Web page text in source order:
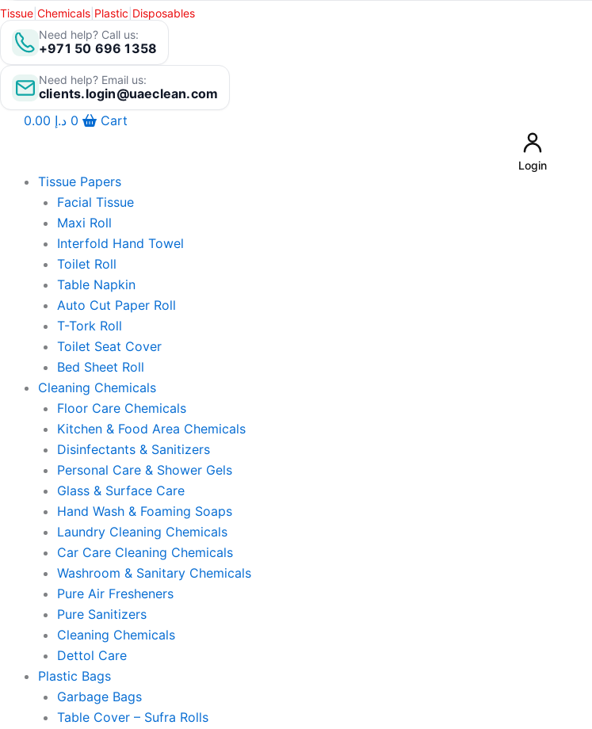
Tissue Chemicals Plastic Disposables
Need help? Call us:
+971 50 696 1358
Need help? Email us:
clients.login@uaeclean.com
د.إ 0 Cart
Login
Tissue Papers
Facial Tissue
Maxi Roll
Interfold Hand Towel
Toilet Roll
Table Napkin
Auto Cut Paper Roll
T-Tork Roll
Toilet Seat Cover
Bed Sheet Roll
Cleaning Chemicals
Floor Care Chemicals
Kitchen & Food Area Chemicals
Disinfectants & Sanitizers
Personal Care & Shower Gels
Glass & Surface Care
Hand Wash & Foaming Soaps
Laundry Cleaning Chemicals
Car Care Cleaning Chemicals
Washroom & Sanitary Chemicals
Pure Air Fresheners
Pure Sanitizers
Cleaning Chemicals
Dettol Care
Plastic Bags
Garbage Bags
Table Cover – Sufra Rolls